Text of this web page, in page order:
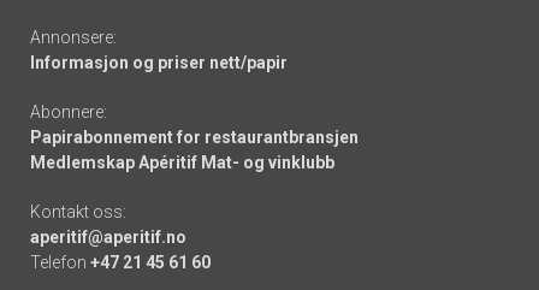
Annonsere:
Informasjon og priser nett/papir
Abonnere:
Papirabonnement for restaurantbransjen
Medlemskap Apéritif Mat- og vinklubb
Kontakt oss:
aperitif@aperitif.no
Telefon +47 21 45 61 60